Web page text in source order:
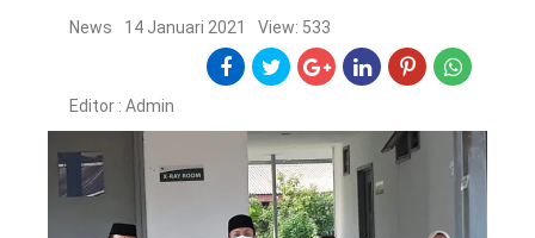
News 14 Januari 2021 View: 533
Editor : Admin